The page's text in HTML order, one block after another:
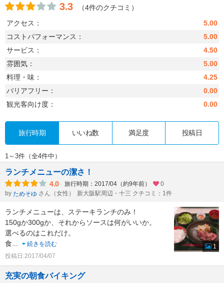
3.3
（4件のクチコミ）
アクセス：
5.00
コストパフォーマンス：
5.00
サービス：
4.50
雰囲気：
5.00
料理・味：
4.25
バリアフリー：
0.00
観光客向け度：
0.00
旅行時期 いいね数 満足度 投稿日
1～3件（全4件中）
ランチメニューの潔さ！
4.0 旅行時期：2017/04（約9年前）
0
by ためそゆ さん（女性） 新大阪駅周辺・十三 クチコミ：1件
ランチメニューは、ステーキランチのみ！
150gか300gか、それからソースは何がいいか。
選べるのはこれだけ。
食
続きを読む
投稿日:2017/04/07
1
充実の朝食バイキング